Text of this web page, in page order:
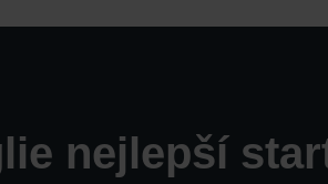
nejlepší